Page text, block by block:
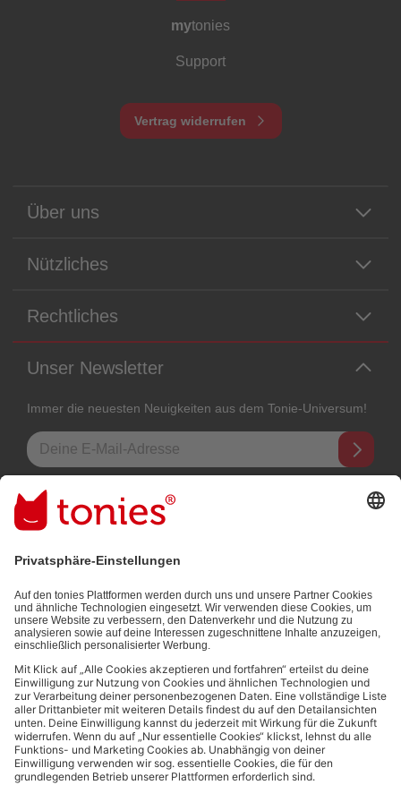
mytonies
Support
Vertrag widerrufen
Über uns
Nützliches
Rechtliches
Unser Newsletter
Immer die neuesten Neuigkeiten aus dem Tonie-Universum!
E-Mail-Addresse
Mit dem Absenden abonnierst du unseren E-Mail-Newsletter, der auf
den von dir bereitgestellten Informationen (z.B. Account-informationen)
und den von dir zu Werbezwecken bereitgestellten
Datenschutzbestimmungen.
Bezahlmethoden:
Links zu sozialen Netzwerken